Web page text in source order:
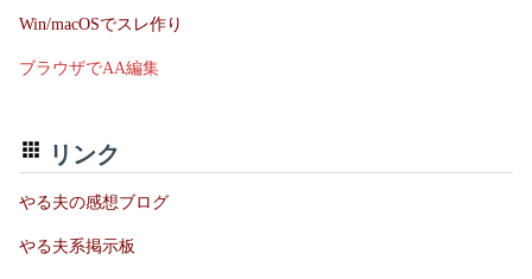
Win/macOSでスレ作り
ブラウザでAA編集
リンク
やる夫の感想ブログ
やる夫系掲示板